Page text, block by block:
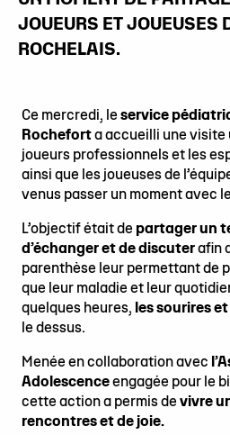
JOUEURS ET JOUEUSES
ROCHELAIS.
Ce mercredi, le service
Rochefort a accueilli une visite
joueurs professionnels et les
ainsi que les joueuses de
venus passer un moment avec
L’objectif était de partager un
d’échanger et de discuter afin
parenthèse leur permettant de
que leur maladie et leur
quelques heures, les sourires
le dessus.
Menée en collaboration avec
Adolescence engagée pour le
cette action a permis de vivre
rencontres et de joie.